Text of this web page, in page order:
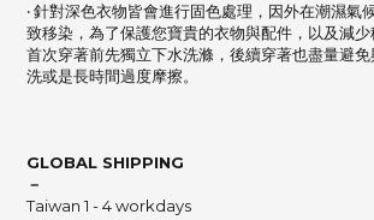
‧ 針對深色衣物皆會進行固色處理，因外在潮濕氣
致移染， 為了保護您寶貴的衣物與配件，以及減
首次穿著前先獨立下水洗滌， 後續穿著也盡量避
洗或是長時間過度摩擦。
GLOBAL SHIPPING
－
Taiwan 1 - 4 workdays